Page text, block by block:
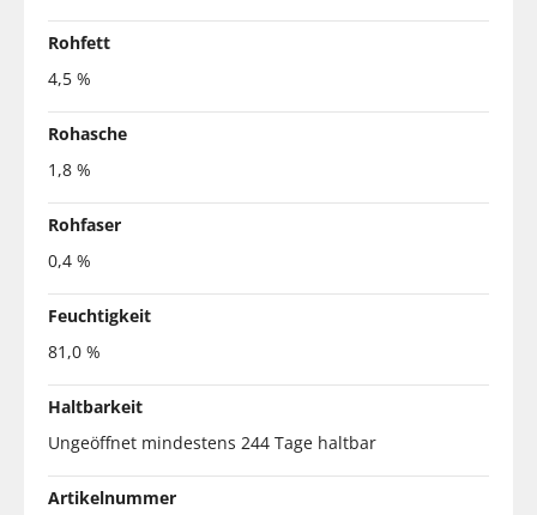
Rohfett
4,5 %
Rohasche
1,8 %
Rohfaser
0,4 %
Feuchtigkeit
81,0 %
Haltbarkeit
Ungeöffnet mindestens 244 Tage haltbar
Artikelnummer